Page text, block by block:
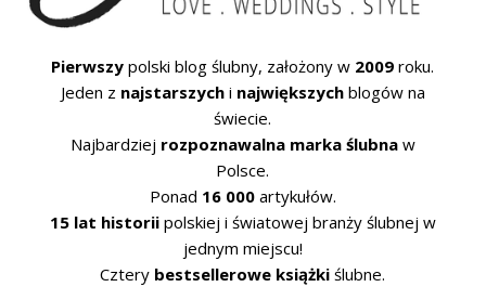
Pierwszy polski blog ślubny, założony w 2009 roku.
Jeden z najstarszychi największychblogów na
świecie.
Najbardziej rozpoznawalna marka ślubnaw
Polsce.
Ponad 16 000artykułów.
15 lat historiipolskiej i światowej branży ślubnej w
jednym miejscu!
Cztery bestsellerowe książki ślubne.